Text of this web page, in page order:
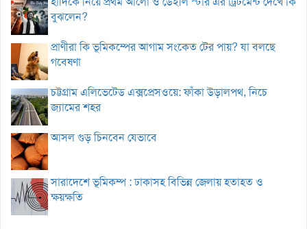
বুঝলেন?
প্রাণীরা কি ভূমিকম্পের আগাম সংকেত টের পায়? যা বলছে
গবেষণা
চট্টগ্রাম এলিভেটেড এক্সপ্রেসওয়ে: ফাঁকা উড়ালপথ, নিচে
জ্যামের শহর
আসল গুড় চিনবেন যেভাবে
সারাদেশে ভূমিকম্প : ঢাকাসহ বিভিন্ন জেলায় হতাহত ও
ক্ষয়ক্ষতি